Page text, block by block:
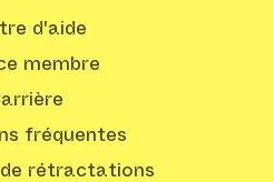
d'aide
membre
fréquentes
rétractations